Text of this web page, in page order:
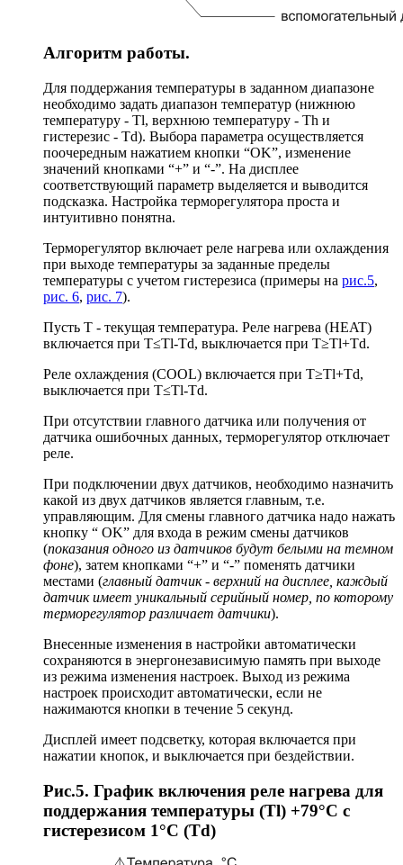
Алгоритм работы.
Для поддержания температуры в заданном диапазоне
необходимо задать диапазон температур (нижнюю
температуру - Tl, верхнюю температуру - Th и
гистерезис - Td). Выбора параметра осуществляется
поочередным нажатием кнопки “OK”, изменение
значений кнопками “+” и “-”. На дисплее
соответствующий параметр выделяется и выводится
подсказка. Настройка терморегулятора проста и
интуитивно понятна.
Терморегулятор включает реле нагрева или охлаждения
при выходе температуры за заданные пределы
температуры с учетом гистерезиса (примеры на рис.5,
рис. 6, рис. 7).
Пусть T - текущая температура. Реле нагрева (HEAT)
включается при T≤Tl-Td, выключается при T≥Tl+Td.
Реле охлаждения (COOL) включается при T≥Tl+Td,
выключается при T≤Tl-Td.
При отсутствии главного датчика или получения от
датчика ошибочных данных, терморегулятор отключает
реле.
При подключении двух датчиков, необходимо назначить
какой из двух датчиков является главным, т.е.
управляющим. Для смены главного датчика надо нажать
кнопку “ OK” для входа в режим смены датчиков
(показания одного из датчиков будут белыми на темном
фоне), затем кнопками “+” и “-” поменять датчики
местами (главный датчик - верхний на дисплее, каждый
датчик имеет уникальный серийный номер, по которому
терморегулятор различает датчики).
Внесенные изменения в настройки автоматически
сохраняются в энергонезависимую память при выходе
из режима изменения настроек. Выход из режима
настроек происходит автоматически, если не
нажимаются кнопки в течение 5 секунд.
Дисплей имеет подсветку, которая включается при
нажатии кнопок, и выключается при бездействии.
Рис.5. График включения реле нагрева для
поддержания температуры (Tl) +79°C с
гистерезисом 1°C (Td)